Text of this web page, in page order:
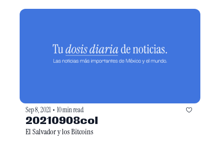
Sep 8, 2021 • 10 min read
20210908col